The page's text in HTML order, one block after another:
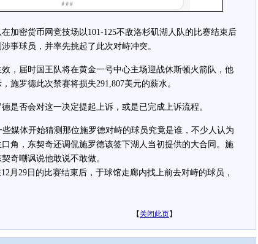
密货币网竞技场以101-125不敌洛杉矶湖人队的比赛结束后
事球员，并率先挑起了此次对峙冲突。
届时国王队将在黄金一号中心主场迎战休斯顿火箭队，他
施罗德此次禁赛将损失291,807美元的薪水。
否会对这一决定提起上诉，或是已完成上诉流程。
体开始猜测那位施罗德对峙的球员究竟是谁，不少人认为
角，东契奇还调侃施罗德该签下湖人当初提供的大合同。施
奇嘲讽说他敢说不敢做。
月29日的比赛结束后，于球馆走廊内找上前去对峙的球员，
【 关闭此页】